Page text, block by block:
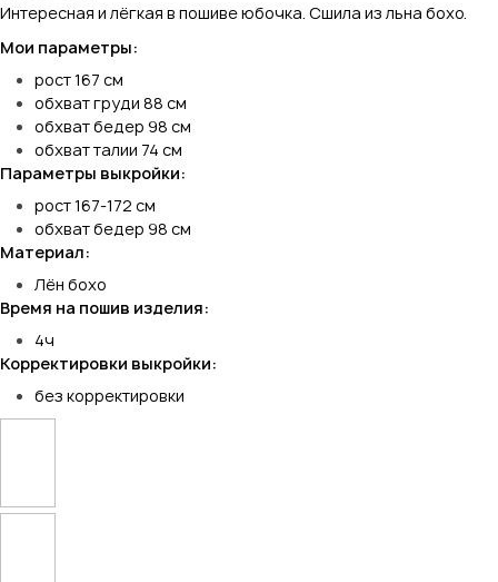
Интересная и лёгкая в пошиве юбочка. Сшила из льна бохо.
Мои параметры:
рост 167 см
обхват груди 88 см
обхват бедер 98 см
обхват талии 74 см
Параметры выкройки:
рост 167-172 см
обхват бедер 98 см
Материал:
Лён бохо
Время на пошив изделия:
4ч
Корректировки выкройки:
без корректировки